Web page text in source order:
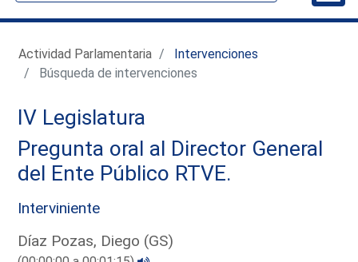
Actividad Parlamentaria
Intervenciones
Búsqueda de intervenciones
IV Legislatura
Pregunta oral al Director General
del Ente Público RTVE.
Interviniente
Díaz Pozas, Diego (GS)